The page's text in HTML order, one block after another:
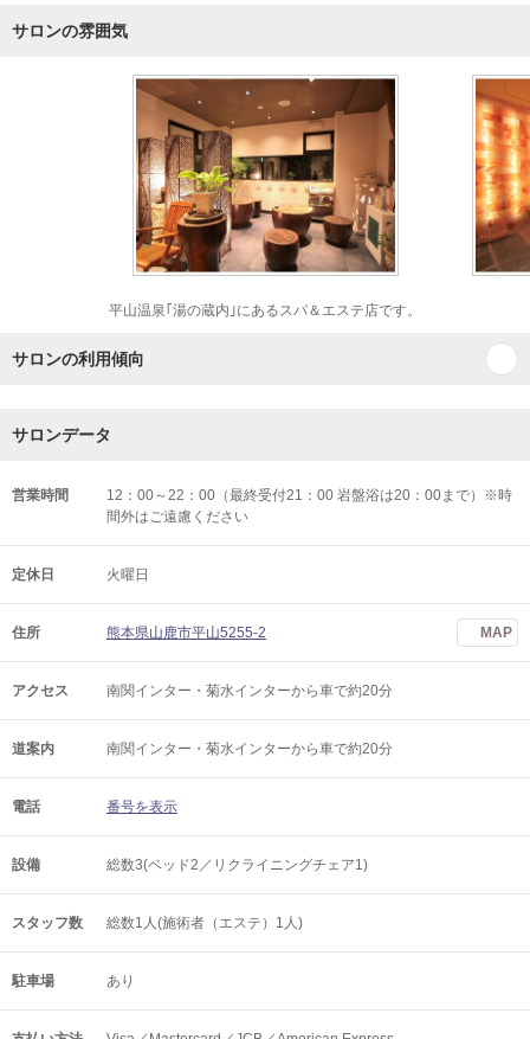
サロンの雰囲気
平山温泉｢湯の蔵内｣にあるスパ＆エステ店です。
サロンの利用傾向
サロンデータ
営業時間
12：00～22：00（最終受付21：00 岩盤浴は20：00まで）※時
間外はご遠慮ください
定休日 火曜日
住所 熊本県山鹿市平山5255-2 MAP
アクセス 南関インター・菊水インターから車で約20分
道案内 南関インター・菊水インターから車で約20分
電話 番号を表示
設備 総数3(ベッド2／リクライニングチェア1)
スタッフ数 総数1人(施術者（エステ）1人)
駐車場 あり